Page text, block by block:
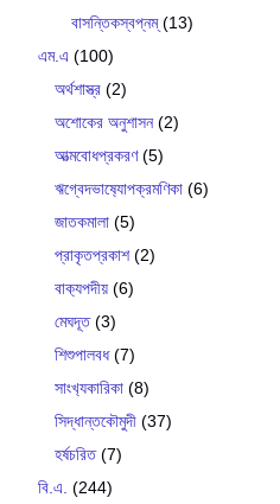
বাসন্তিকস্বপ্নম্(13)
এম.এ (100)
অর্থশাস্ত্র (2)
অশোকের অনুশাসন(2)
আত্মবোধপ্রকরণ(5)
ঋগ্বেদভাষ‍্যোপক্রমণিকা (6)
জাতকমালা (5)
প্রাকৃতপ্রকাশ(2)
বাক‍্যপদীয় (6)
মেঘদূত(3)
শিশুপালবধ(7)
সাংখ‍্যকারিকা (8)
সিদ্ধান্তকৌমুদী (37)
হর্ষচরিত(7)
বি.এ. (244)